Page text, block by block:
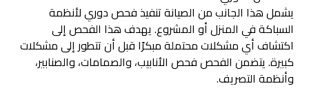
يشمل هذا الجانب من الصيانة تنفيذ فحص دوري لأنظمة
السباكة في المنزل أو المشروع. يهدف هذا الفحص إلى
اكتشاف أي مشكلات محتملة مبكرًا قبل أن تتطور إلى مشكلات
كبيرة. يتضمن الفحص فحص الأنابيب، والصمامات، والصنابير،
وأنظمة التصريف.